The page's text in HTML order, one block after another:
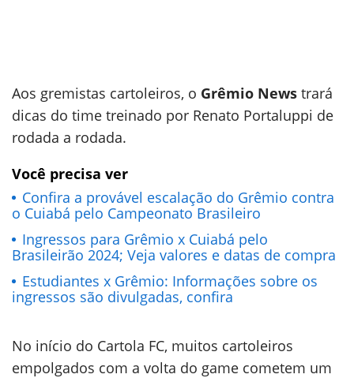
Aos gremistas cartoleiros, o Grêmio News trará
dicas do time treinado por Renato Portaluppi de
rodada a rodada.
Você precisa ver
Confira a provável escalação do Grêmio contra
o Cuiabá pelo Campeonato Brasileiro
Ingressos para Grêmio x Cuiabá pelo
Brasileirão 2024; Veja valores e datas de compra
Estudiantes x Grêmio: Informações sobre os
ingressos são divulgadas, confira
No início do Cartola FC, muitos cartoleiros
empolgados com a volta do game cometem um